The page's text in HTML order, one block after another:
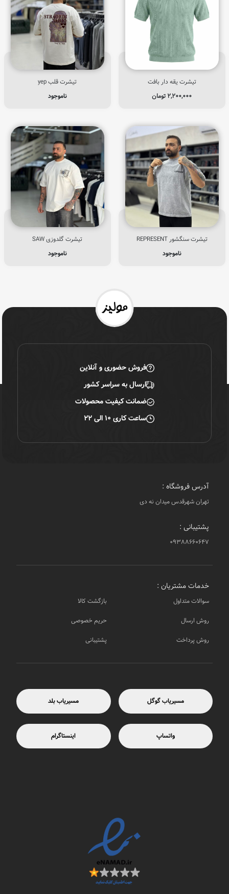
تیشرت یقه دار بافت
۲,۲۰۰,۰۰۰ تومان
تیشرت قلب yep
ناموجود
تیشرت سنگشور REPRESENT
ناموجود
تیشرت گلدوزی SAW
ناموجود
فروش حضوری و آنلاین
ارسال به سراسر کشور
ضمانت کیفیت محصولات
ساعت کاری ۱۰ الی ۲۲
آدرس فروشگاه :
تهران شهرقدس میدان نه دی
پشتیبانی :
۰۹۳۸۸۶۶۰۶۴۷
خدمات مشتریان :
سوالات متداول
بازگشت کالا
روش ارسال
حریم خصوصی
روش پرداخت
پشتیبانی
مسیریاب گوگل مسیریاب بلد
واتساپ اینستاگرام